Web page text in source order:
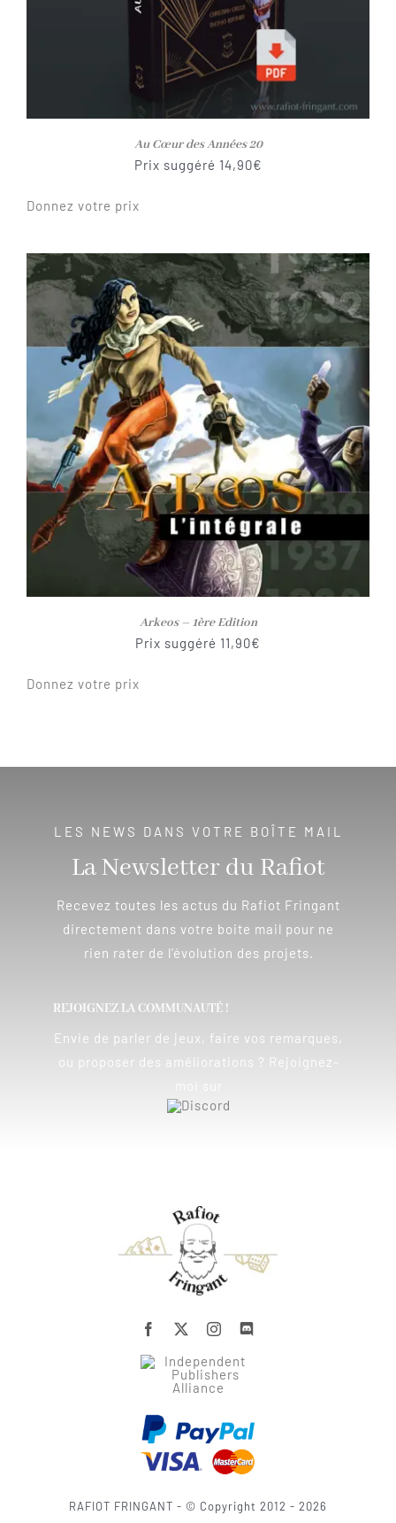
Au Cœur des Années 20
Prix suggéré 14,90€
Donnez votre prix
Arkeos – 1ère Edition
Prix suggéré 11,90€
Donnez votre prix
LES NEWS DANS VOTRE BOÎTE MAIL
La Newsletter du Rafiot
Recevez toutes les actus du Rafiot Fringant
directement dans votre boite mail pour ne
rien rater de l’évolution des projets.
REJOIGNEZ LA COMMUNAUTÉ !
Envie de parler de jeux, faire vos remarques,
ou proposer des améliorations ? Rejoignez-
RAFIOT FRINGANT - © Copyright 2012 - 2026